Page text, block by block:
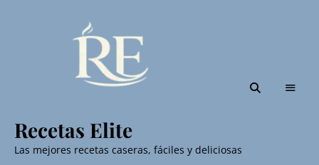
Recetas Elite
Las mejores recetas caseras, fáciles y deliciosas